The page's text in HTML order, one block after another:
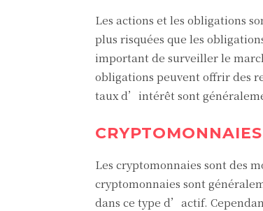
Les actions et les obligations
plus risquées que les
important de surveiller le
obligations peuvent offrir des
taux d’intérêt sont
CRYPTOMONNAIES
Les cryptomonnaies sont des
cryptomonnaies sont
dans ce type d’actif.